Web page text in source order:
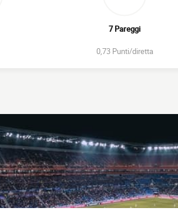
7 Pareggi
0,73 Punti/diretta